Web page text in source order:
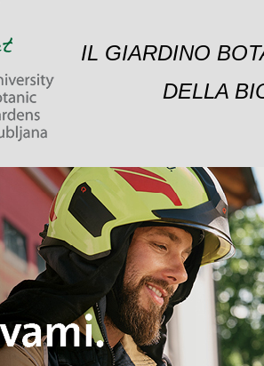
IL GIARDINO
DELLA